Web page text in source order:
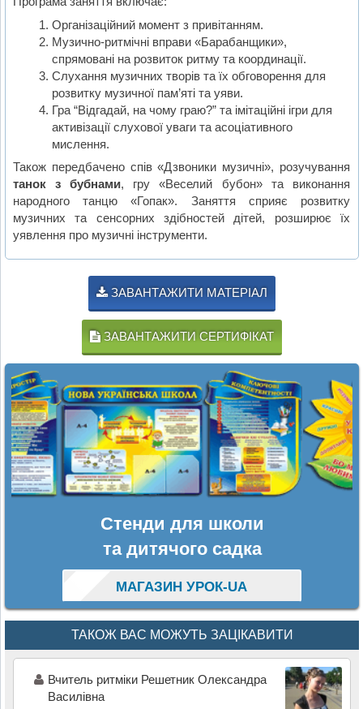
Організаційний момент з привітанням.
Музично-ритмічні вправи «Барабанщики»,
спрямовані на розвиток ритму та координації.
Слухання музичних творів та їх обговорення для
розвитку музичної пам’яті та уяви.
Гра “Відгадай, на чому граю?” та імітаційні ігри для
активізації слухової уваги та асоціативного
мислення.
Також передбачено спів «Дзвоники музичні», розучування
танок з бубнами, гру «Веселий бубон» та виконання
народного танцю «Гопак». Заняття сприяє розвитку
музичних та сенсорних здібностей дітей, розширює їх
уявлення про музичні інструменти.
ЗАВАНТАЖИТИ МАТЕРІАЛ
ЗАВАНТАЖИТИ СЕРТИФІКАТ
Стенди для школи
та дитячого садка
МАГАЗИН УРОК-UA
ТАКОЖ ВАС МОЖУТЬ ЗАЦІКАВИТИ
Вчитель ритміки Решетник Олександра
Василівна